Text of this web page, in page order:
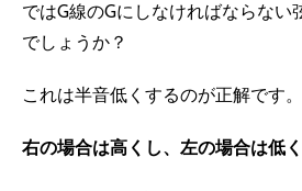
ではG線のGにしなければならない
でしょうか？
これは半音低くするのが正解です。
右の場合は高くし、左の場合は低く